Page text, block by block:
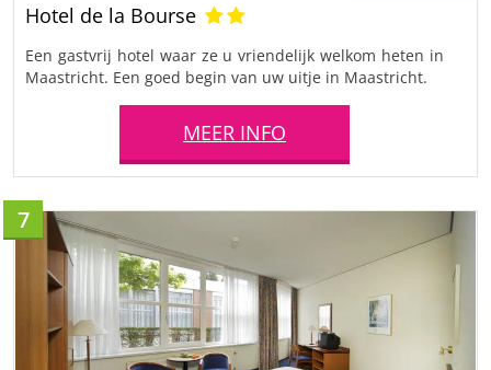
Hotel de la Bourse
Een gastvrij hotel waar ze u vriendelijk welkom heten in
Maastricht. Een goed begin van uw uitje in Maastricht.
MEER INFO
7